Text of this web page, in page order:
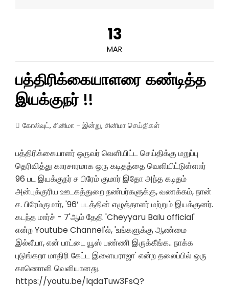
13
MAR
பத்திரிக்கையாளரை கண்டித்த
இயக்குநர் !!
கோலிவுட், சினிமா - இன்று, சினிமா செய்திகள்
பத்திரிக்கையாளர் ஒருவர் வெளியிட்ட செய்திக்கு மறுப்பு
தெரிவித்து காரசாரமாக ஒரு கடிதத்தை வெளியிட்டுள்ளார்
96 பட இயக்குநர் ச பிரேம் குமார் இதோ அந்த கடிதம்
அன்புக்குரிய ஊடகத்துறை நண்பர்களுக்கு, வணக்கம், நான்
ச. பிரேம்குமார், '96’ படத்தின் எழுத்தாளர் மற்றும் இயக்குனர்.
கடந்த மார்ச் - 7'ஆம் தேதி 'Cheyyaru Balu official'
என்ற Youtube Channel'ல், 'உங்களுக்கு ஆண்மை
இல்லீயா, என் பாட்டை யூஸ் பண்ணி இருக்கீங்க.. நாக்க
புடுங்கறா மாதிரி கேட்ட இளையராஜா' என்ற தலைப்பில் ஒரு
காணொளி வெளியானது.
https://youtu.be/lqdaTuw3FsQ?